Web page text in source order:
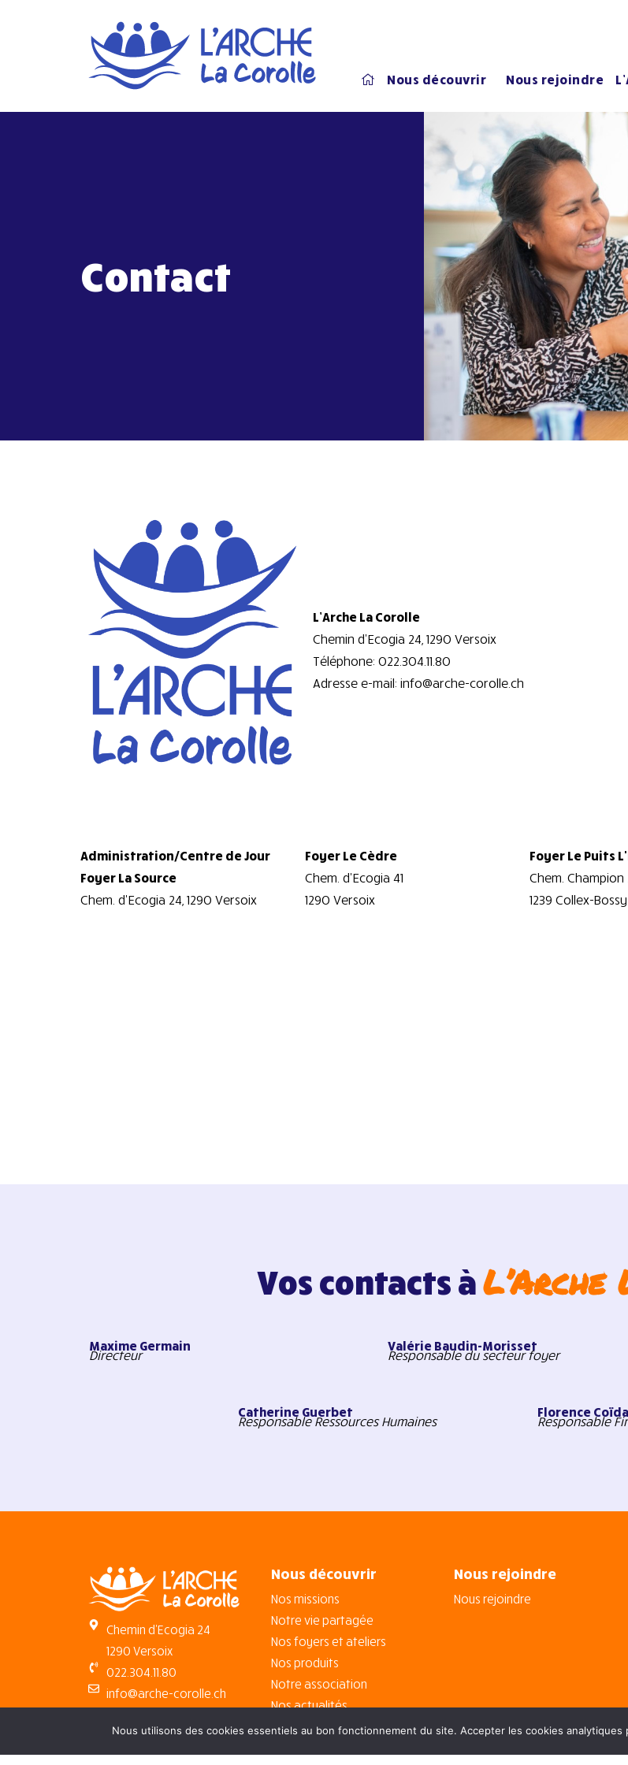
Nous découvrir Nous rejoindre
Contact
L’Arche La Corolle
Chemin d’Ecogia 24, 1290 Versoix
Téléphone: 022.304.11.80
Adresse e-mail: info@arche-corolle.ch
Administration/Centre de Jour
Foyer La Source
Chem. d'Ecogia 24, 1290 Versoix
Foyer Le Cèdre
Chem. d'Ecogia 41
1290 Versoix
Foyer Le Puits
Chem. Champion
1239 Collex-Bossy
Vos contacts à
Maxime Germain
Directeur
Valérie Baudin-Morisset
Responsable du secteur foyer
Catherine Guerbet
Responsable Ressources Humaines
Florence
Responsable
Chemin d’Ecogia 24
1290 Versoix
022.304.11.80
info@arche-corolle.ch
Nous découvrir
Nos missions
Notre vie partagée
Nos foyers et ateliers
Nos produits
Notre association
Nos actualités
Nous rejoindre
Nous rejoindre
Nous utilisons des cookies essentiels au bon fonctionnement du site. Accepter les cookies analytiques